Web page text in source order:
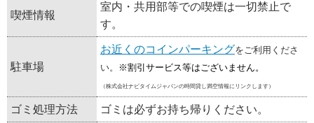
喫煙情報
室内・共用部等での喫煙は一切禁止で
す。
駐車場
お近くのコインパーキングをご利用くださ
い。
※割引サービス等はございません。
（株式会社ナビタイムジャパンの時間貸し満空情報にリンクします）
ゴミ処理方法 ゴミは必ずお持ち帰りください。